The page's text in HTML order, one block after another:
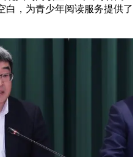
白，为青少年阅读服务提供了